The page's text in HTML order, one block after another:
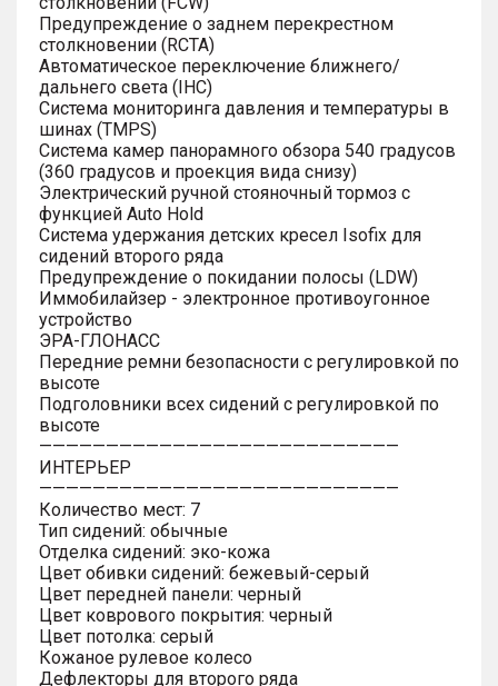
Предупреждение о заднем перекрестном
столкновении (RCTA)
Автоматическое переключение ближнего/
дальнего света (IHC)
Система мониторинга давления и температуры в
шинах (TMPS)
Система камер панорамного обзора 540 градусов
(360 градусов и проекция вида снизу)
Электрический ручной стояночный тормоз с
функцией Auto Hold
Система удержания детских кресел Isofix для
сидений второго ряда
Предупреждение о покидании полосы (LDW)
Иммобилайзер - электронное противоугонное
устройство
ЭРА-ГЛОНАСС
Передние ремни безопасности с регулировкой по
высоте
Подголовники всех сидений с регулировкой по
высоте
———————————————————————————
ИНТЕРЬЕР
———————————————————————————
Количество мест: 7
Тип сидений: обычные
Отделка сидений: эко-кожа
Цвет обивки сидений: бежевый-серый
Цвет передней панели: черный
Цвет коврового покрытия: черный
Цвет потолка: серый
Кожаное рулевое колесо
Дефлекторы для второго ряда